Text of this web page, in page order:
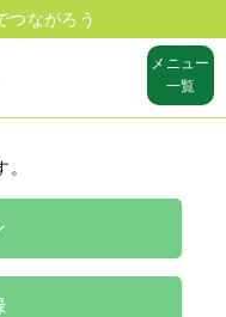
つながろう
メニュー
一覧